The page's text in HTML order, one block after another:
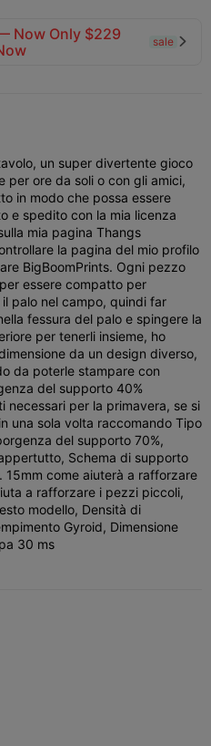
Now Only $229
sale 
un super divertente gioco
per ore da soli o con gli amici,
in modo che possa essere
e spedito con la mia licenza
mia pagina Thangs
la pagina del mio profilo
BigBoomPrints. Ogni pezzo
essere compatto per
palo nel campo, quindi far
fessura del palo e spingere la
per tenerli insieme, ho
da un design diverso,
da poterle stampare con
del supporto 40%
necessari per la primavera, se si
una sola volta raccomando Tipo
del supporto 70%,
Schema di supporto
come aiuterà a rafforzare
a rafforzare i pezzi piccoli,
modello, Densità di
Gyroid, Dimensione
30 ms